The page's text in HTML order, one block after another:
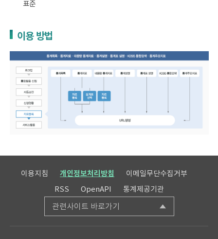
표준
이용 방법
이용지침 개인정보처리방침
이메일무단수집거부
RSS
OpenAPI 통계제공기관
관련사이트 바로가기